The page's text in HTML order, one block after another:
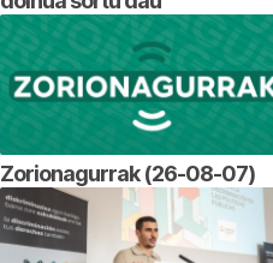
Zorionagurrak (26-08-07)